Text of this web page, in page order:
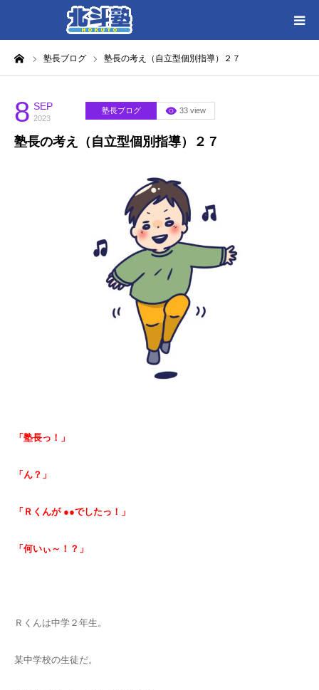
塾長ブログ 塾長の考え（自立型個別指導）２７
8 SEP
2023
塾長ブログ 33 view
塾長の考え（自立型個別指導）２７
「塾長っ！」
「ん？」
「Ｒくんが ●●でしたっ！」
「何いぃ～！？」
Ｒくんは中学２年生。
某中学校の生徒だ。
HOME
各教室別に記事を見る
北斗塾／教室一覧